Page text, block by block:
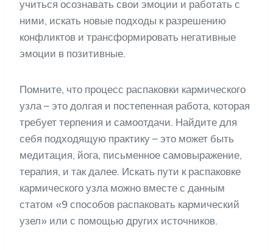
учиться осознавать свои эмоции и работать с
ними, искать новые подходы к разрешению
конфликтов и трансформировать негативные
эмоции в позитивные.
Помните, что процесс распаковки кармического
узла – это долгая и постепенная работа, которая
требует терпения и самоотдачи. Найдите для
себя подходящую практику – это может быть
медитация, йога, письменное самовыражение,
терапия, и так далее. Искать пути к распаковке
кармического узла можно вместе с данным
статом «9 способов распаковать кармический
узел» или с помощью других источников.